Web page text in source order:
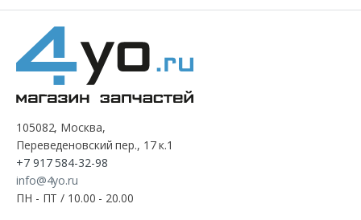
105082, Москва,
Переведеновский пер., 17 к.1
+7 917 584-32-98
info@4yo.ru
ПН - ПТ / 10.00 - 20.00